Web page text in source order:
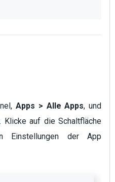
Apps > Alle Apps, und
. Klicke auf die Schaltfläche
Einstellungen der App